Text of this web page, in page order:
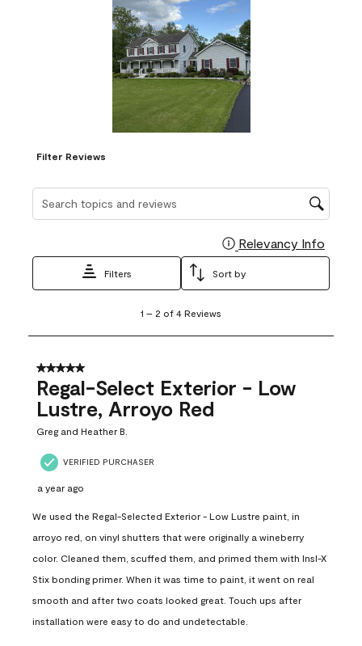
Filter Reviews
Search topics and reviews search region
Relevancy Info
Filters Sort by
2
Reviews
1 – 2 of 4 Reviews
5 out of 5 stars.
Regal-Select Exterior - Low
Lustre, Arroyo Red
Greg and Heather B.
VERIFIED PURCHASER
a year ago
We used the Regal-Selected Exterior - Low Lustre paint, in
arroyo red, on vinyl shutters that were originally a wineberry
color. Cleaned them, scuffed them, and primed them with Insl-X
Stix bonding primer. When it was time to paint, it went on real
smooth and after two coats looked great. Touch ups after
installation were easy to do and undetectable.